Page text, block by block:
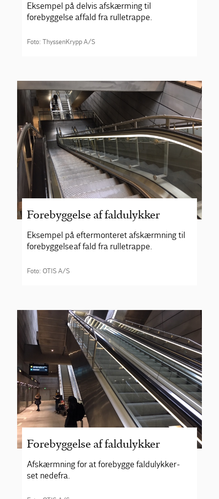
Eksempel på delvis afskærming til
forebyggelse af fald fra rulletrappe.
Foto: ThyssenKrypp A/S
Forebyggelse af faldulykker
Eksempel på eftermonteret afskærmning til
forebyggelse af fald fra rulletrappe.
Foto: OTIS A/S
Forebyggelse af faldulykker
Afskærmning for at forebygge faldulykker -
set nedefra.